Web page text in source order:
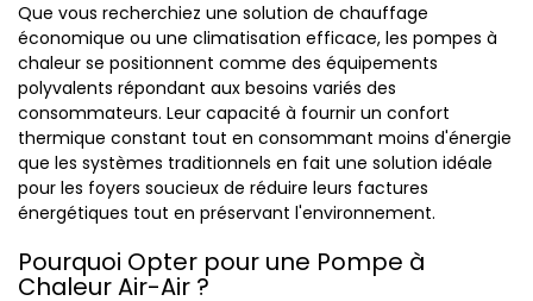
Que vous recherchiez une solution de chauffage
économique ou une climatisation efficace, les pompes à
chaleur se positionnent comme des équipements
polyvalents répondant aux besoins variés des
consommateurs. Leur capacité à fournir un confort
thermique constant tout en consommant moins d'énergie
que les systèmes traditionnels en fait une solution idéale
pour les foyers soucieux de réduire leurs factures
énergétiques tout en préservant l'environnement.
Pourquoi Opter pour une Pompe à
Chaleur Air-Air ?